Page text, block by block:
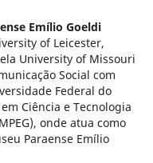
Emílio Goeldi
of Leicester,
University of Missouri
Social com
Federal do
Ciência e Tecnologia
onde atua como
Paraense Emílio